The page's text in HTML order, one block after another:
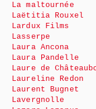
La maltournée
Laëtitia Rouxel
Lardux Films
Lasserpe
Laura Ancona
Laura Pandelle
Laure de
Laureline Redon
Laurent Bugnet
Lavergnolle